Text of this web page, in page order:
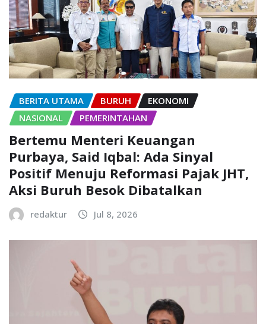
BERITA UTAMA BURUH
EKONOMI
NASIONAL
PEMERINTAHAN
Bertemu Menteri Keuangan
Purbaya, Said Iqbal: Ada Sinyal
Positif Menuju Reformasi Pajak JHT,
Aksi Buruh Besok Dibatalkan
redaktur Jul 8, 2026